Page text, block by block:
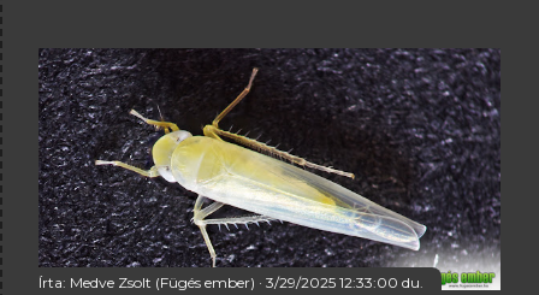
elejétől őstermelő vagyok, így innentől nem csak behozni
tudok nektek fantasztikus növényeket, de a meglévőket
is szaporíthatom nektek, illetve hivatalosan is eladhatok
ezektől
Írta: Medve Zsolt (Fügés ember) 3/29/2025 12:33:00 du.